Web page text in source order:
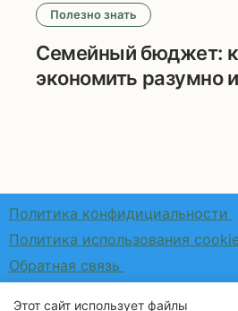
Полезно знать
Семейный бюджет:
экономить разумно
Политика конфидициальности
Политика использования
Обратная связь
Этот сайт использует файлы